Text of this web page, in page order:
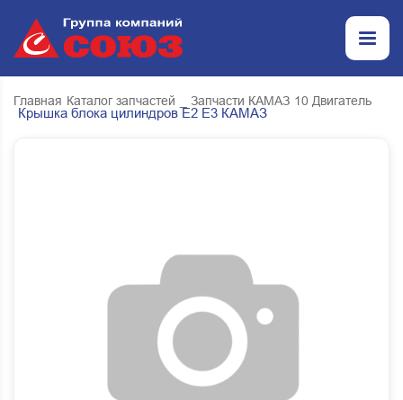
Главная Каталог запчастей _ Запчасти КАМАЗ 10 Двигатель
Крышка блока цилиндров Е2 Е3 КАМАЗ